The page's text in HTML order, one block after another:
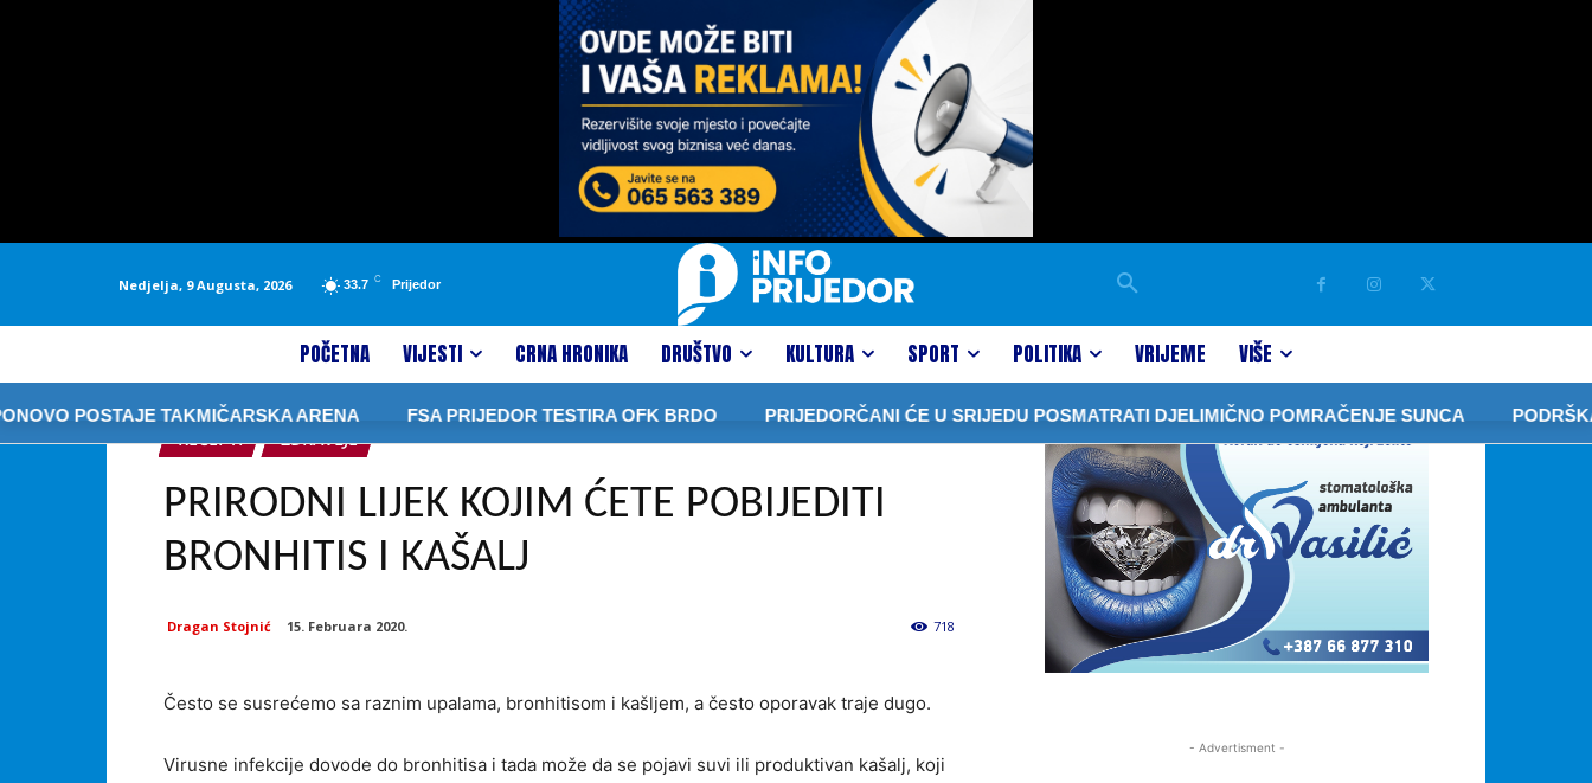
Nedjelja, 9 Augusta, 2026 33.7 C Prijedor
POČETNA VIJESTI CRNA HRONIKA DRUŠTVO KULTURA SPORT POLITIKA VRIJEME VIŠE
POSTAJE TAKMIČARSKA ARENA FSA PRIJEDOR TESTIRA OFK BRDO PRIJEDORČANI ĆE U SRIJEDU POSMATRATI DJELIMIČNO POMRAČENJE SUNCA PODRŠKA
RECEPTI ZDRAVLJE
PRIRODNI LIJEK KOJIM ĆETE POBIJEDITI
BRONHITIS I KAŠALJ
Dragan Stojnić 15. Februara 2020. 718
Često se susrećemo sa raznim upalama, bronhitisom i kašljem, a često oporavak traje dugo.
Virusne infekcije dovode do bronhitisa i tada može da se pojavi suvi ili produktivan kašalj, koji
- Advertisment -